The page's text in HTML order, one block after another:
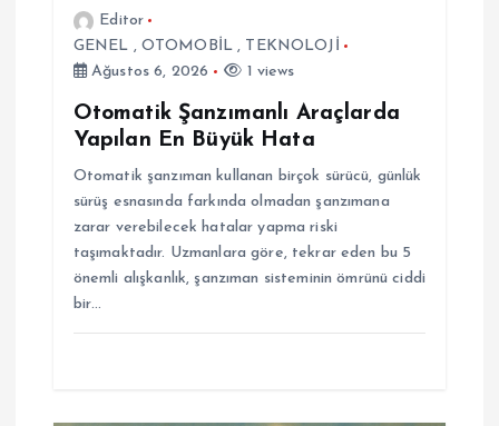
Editor
GENEL , OTOMOBİL , TEKNOLOJİ
Ağustos 6, 2026
1 views
Otomatik Şanzımanlı Araçlarda
Yapılan En Büyük Hata
Otomatik şanzıman kullanan birçok sürücü, günlük
sürüş esnasında farkında olmadan şanzımana
zarar verebilecek hatalar yapma riski
taşımaktadır. Uzmanlara göre, tekrar eden bu 5
önemli alışkanlık, şanzıman sisteminin ömrünü ciddi
bir…